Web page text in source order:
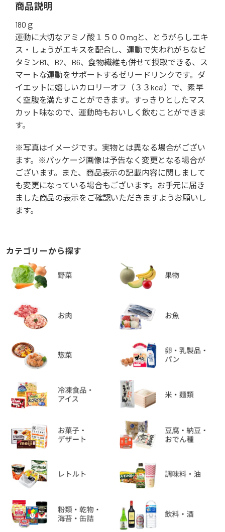
商品説明
180ｇ
運動に大切なアミノ酸１５００mgと、とうがらしエキ
ス・しょうがエキスを配合し、運動で失われがちなビ
タミンB1、B2、B6、食物繊維も併せて摂取できる、ス
マートな運動をサポートするゼリードリンクです。ダ
イエットに嬉しいカロリーオフ（３３kcal）で、素早
く空腹を満たすことができます。すっきりとしたマス
カット味なので、運動時もおいしく飲むことができま
す。
※写真はイメージです。実物とは異なる場合がござい
ます。※パッケージ画像は予告なく変更となる場合が
ございます。また、商品表示の記載内容に関しまして
も変更になっている場合もございます。お手元に届き
ました商品の表示をご確認いただきますようお願いし
ます。
カテゴリーから探す